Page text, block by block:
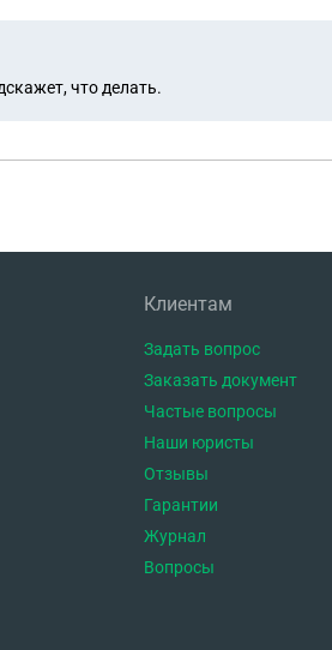
что делать.
Клиентам
Задать вопрос
Заказать документ
Частые вопросы
Наши юристы
Отзывы
Гарантии
Журнал
Вопросы